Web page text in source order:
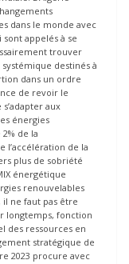
dans le monde avec
appelés à se
trouver
destinés à
dans un ordre
de revoir le
aux
énergies
de la
l’accélération de la
plus de sobriété
énergétique
renouvelables
il ne faut pas être
longtemps, fonction
des ressources en
stratégique de
2023 procure avec